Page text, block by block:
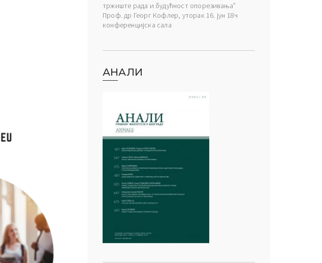
тржиште рада и будућност опорезивања”
Проф. др Георг Кофлер, уторак 16. јун 18ч
конференцијска сала
АНАЛИ